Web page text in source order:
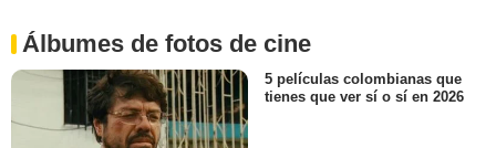
Álbumes de fotos de cine
5 películas colombianas que
tienes que ver sí o sí en 2026